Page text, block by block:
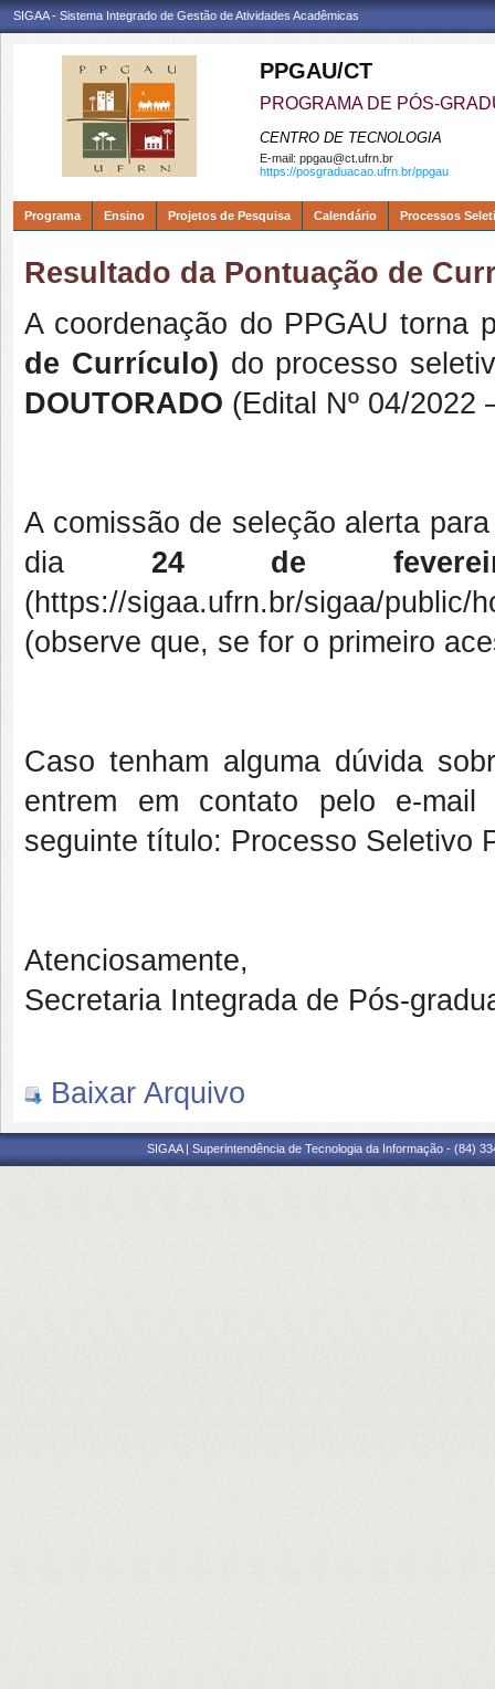
SIGAA - Sistema Integrado de Gestão de Atividades Acadêmicas
PPGAU/CT
PROGRAMA DE PÓS-
CENTRO DE TECNOLOGIA
E-mail: ppgau@ct.ufrn.br
https://posgraduacao.ufrn.br/ppgau
Programa Ensino Projetos de Pesquisa Calendário Processos
Resultado da Pontuação de
A coordenação do PPGAU torna
de Currículo) do processo
DOUTORADO (Edital Nº 04/2022
A comissão de seleção alerta
dia 24 de
(https://sigaa.ufrn.br/sigaa/
(observe que, se for o primeiro
Caso tenham alguma dúvida
entrem em contato pelo e-
seguinte título: Processo Seletivo
Atenciosamente,
Secretaria Integrada de Pós-
Baixar Arquivo
SIGAA | Superintendência de Tecnologia da Informação - (84)